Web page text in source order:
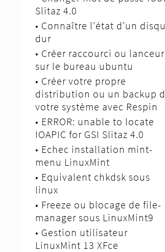
Slitaz 4.0
• Connaître l'état d'un
dur
• Créer raccourci ou lanceur
sur le bureau ubuntu
• Créer votre propre
distribution ou un backup
votre système avec Respin
• ERROR: unable to locate
IOAPIC for GSI Slitaz 4.0
• Echec installation mint-
menu LinuxMint
• Equivalent chkdsk sous
linux
• Freeze ou blocage de file-
manager sous LinuxMint9
• Gestion utilisateur
LinuxMint 13 XFce